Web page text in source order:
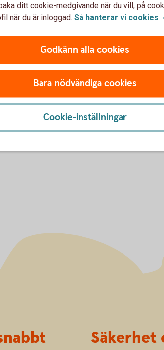
Louise
Kundsupport
ditt cookie-medgivande när du vill, på
när du är inloggad. Så hanterar vi cookies
Godkänn alla cookies
Bara nödvändiga cookies
Cookie-inställningar
Säkerhet